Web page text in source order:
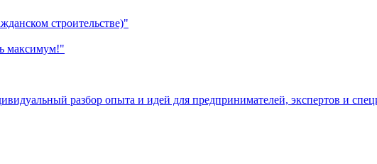
строительстве)"
максимум!"
разбор опыта и идей для предпринимателей, экспертов и